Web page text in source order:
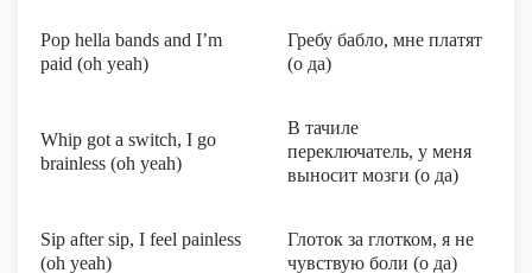
Pop hella bands and I’m
paid (oh yeah)
Гребу бабло, мне платят
(о да)
Whip got a switch, I go
brainless (oh yeah)
В тачиле
переключатель, у меня
выносит мозги (о да)
Sip after sip, I feel painless
(oh yeah)
Глоток за глотком, я не
чувствую боли (о да)